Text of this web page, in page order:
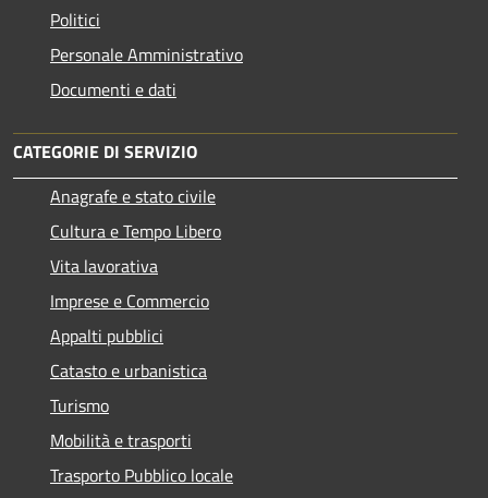
Politici
Personale Amministrativo
Documenti e dati
CATEGORIE DI SERVIZIO
Anagrafe e stato civile
Cultura e Tempo Libero
Vita lavorativa
Imprese e Commercio
Appalti pubblici
Catasto e urbanistica
Turismo
Mobilità e trasporti
Trasporto Pubblico locale